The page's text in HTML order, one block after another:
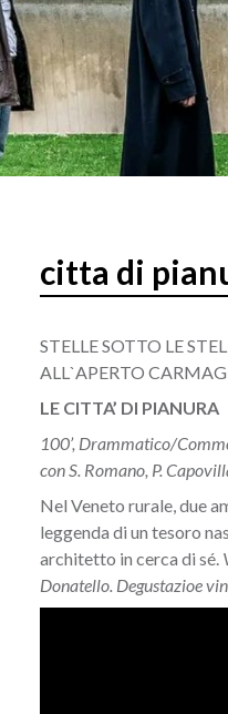
citta di
STELLE SOTTO LE
ALL`APERTO
LE CITTA’ DI PIANURA
100’, Drammatico/
con S. Romano, P.
Nel Veneto rurale, due
leggenda di un tesoro
architetto in cerca di sé.
Donatello. Degustazioe